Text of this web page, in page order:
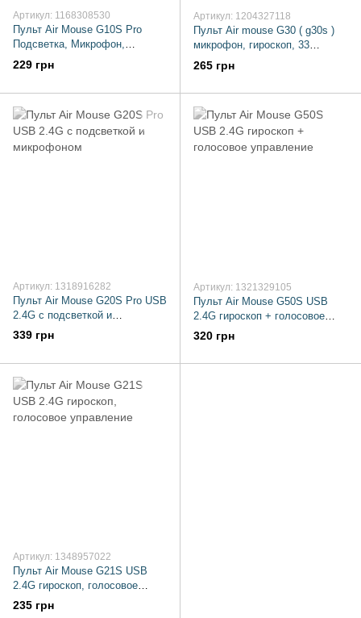
Артикул: 1168308530
Пульт Air Mouse G10S Pro
Подсветка, Микрофон,
Гироскоп
229 грн
Артикул: 1204327118
Пульт Air mouse G30 ( g30s )
микрофон, гироскоп, 33
обучаемые кнопки
265 грн
Артикул: 1318916282
Пульт Air Mouse G20S Pro USB
2.4G с подсветкой и
микрофоном
339 грн
Артикул: 1321329105
Пульт Air Mouse G50S USB
2.4G гироскоп + голосовое
управление
320 грн
Артикул: 1348957022
Пульт Air Mouse G21S USB
2.4G гироскоп, голосовое
управление
235 грн